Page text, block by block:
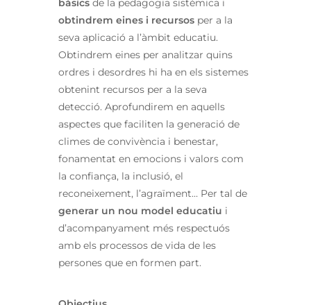
bàsics de la pedagogia sistèmica i
obtindrem eines i recursos per a la
seva aplicació a l’àmbit educatiu.
Obtindrem eines per analitzar quins
ordres i desordres hi ha en els sistemes
obtenint recursos per a la seva
detecció. Aprofundirem en aquells
aspectes que faciliten la generació de
climes de convivència i benestar,
fonamentat en emocions i valors com
la confiança, la inclusió, el
reconeixement, l’agraïment… Per tal de
generar un nou model educatiu i
d’acompanyament més respectuós
amb els processos de vida de les
persones que en formen part.